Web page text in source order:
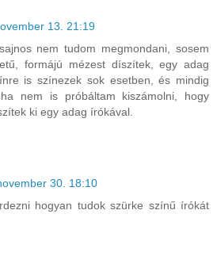
13. 21:19
nem tudom megmondani, sosem
formájú mézest díszítek, egy adag
is színezek sok esetben, és mindig
nem is próbáltam kiszámolni, hogy
ki egy adag írókával.
30. 18:10
hogyan tudok szürke színű írókát